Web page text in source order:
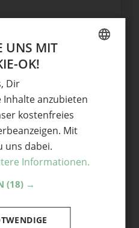
UNS MIT
OK!
Dir
anzubieten
kostenfreies
Mit
uns dabei.
Informationen.
(18) →